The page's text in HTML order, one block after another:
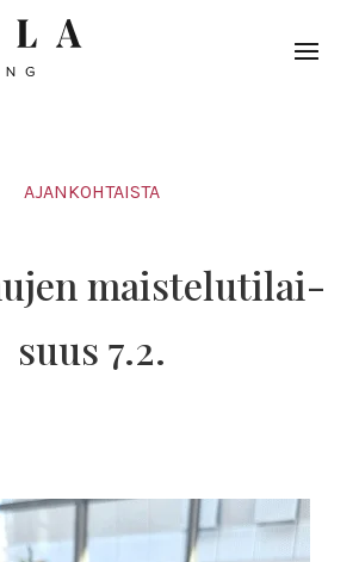
AJANKOHTAISTA
mais­te­lu­ti­lai­
suus 7.2.